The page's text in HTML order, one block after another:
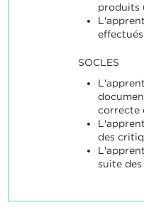
produits
SOCLES
correcte
des
suite des